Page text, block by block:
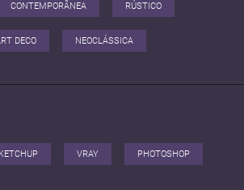
CONTEMPORÂNEA RÚSTICO
DECO NEOCLÁSSICA
VRAY PHOTOSHOP